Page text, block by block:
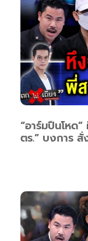
“อาร์มปืนโหด
ตร.” บงการ